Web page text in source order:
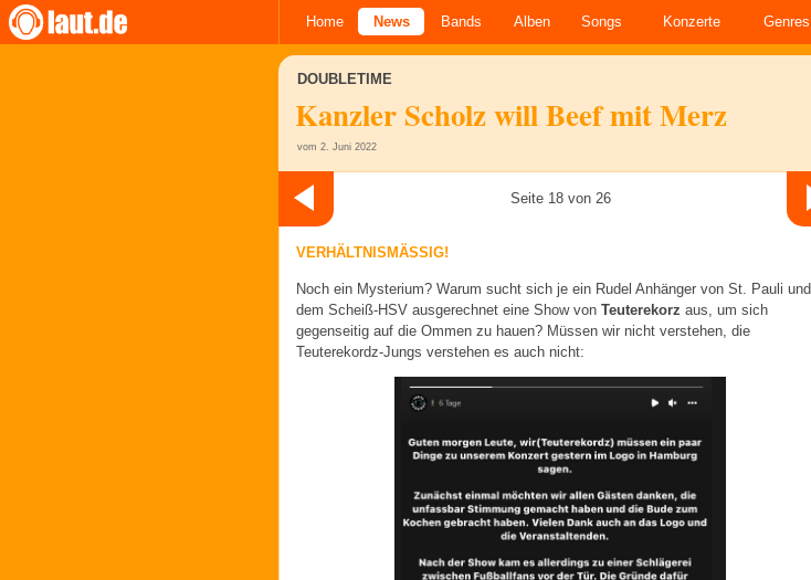
Home News Bands Alben Songs Konzerte Genres
DOUBLETIME
Kanzler Scholz will Beef mit Merz
vom 2. Juni 2022
Seite 18 von 26
VERHÄLTNISMÄSSIG!
Noch ein Mysterium? Warum sucht sich je ein Rudel Anhänger von St. Pauli und
dem Scheiß-HSV ausgerechnet eine Show von Teuterekorz aus, um sich
gegenseitig auf die Ommen zu hauen? Müssen wir nicht verstehen, die
Teuterekordz-Jungs verstehen es auch nicht: